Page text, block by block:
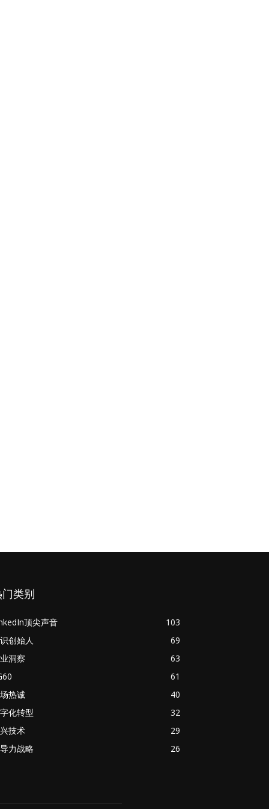
门类别
顶尖声音
103
创始人
69
洞察
63
61
热诚
40
化转型
32
技术
29
力战略
26